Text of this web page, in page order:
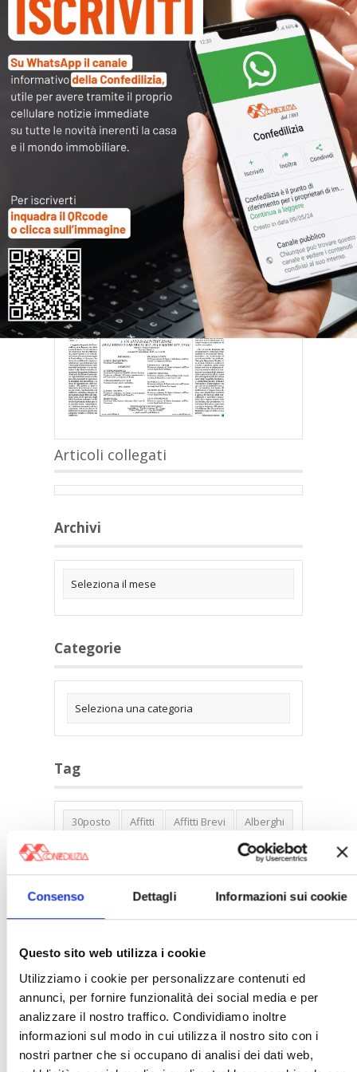
Consenso Dettagli Informazioni sui cookie
Questo sito web utilizza i cookie
Utilizziamo i cookie per personalizzare contenuti ed
annunci, per fornire funzionalità dei social media e per
analizzare il nostro traffico. Condividiamo inoltre
informazioni sul modo in cui utilizza il nostro sito con i
nostri partner che si occupano di analisi dei dati web,
Articoli collegati
Archivi
Categorie
Tag
30posto Affitti Affitti Brevi
Alberghi
Banca Woolwich
Bilocali
Blocco Affitti Brevi
Buon Senso
Cambioabitazione
Carenza Alloggi
Case Green
Case Pubbliche
Cedolare Secca
Collabenti
Compravendite Immobiliari
Condominio
Confcommercio
Confedilizia.EU
Detrazioni Edilizie
Dirittiproprietà
Emissioni
Firenze